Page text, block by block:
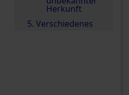
Herkunft
5. Verschiedenes